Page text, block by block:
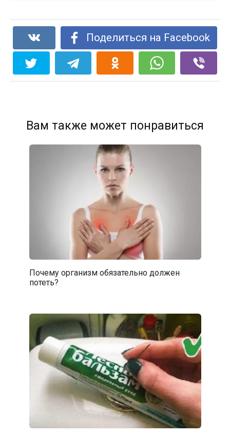
Поделиться на Facebook
Вам также может понравиться
Почему организм обязательно должен
потеть?